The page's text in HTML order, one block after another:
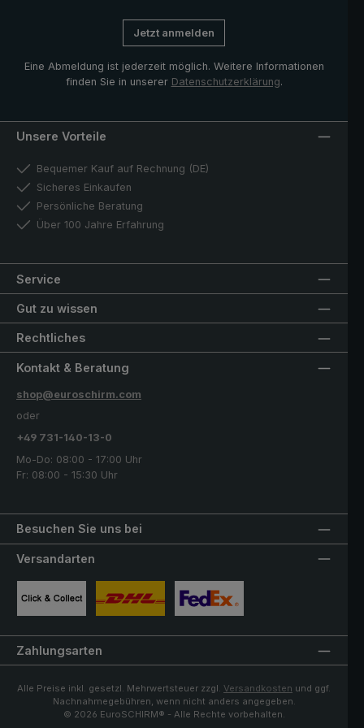
Jetzt anmelden
Eine Abmeldung ist jederzeit möglich. Weitere Informationen
finden Sie in unserer Datenschutzerklärung.
Unsere Vorteile
Bequemer Kauf auf Rechnung (DE)
Sicheres Einkaufen
Persönliche Beratung
Über 100 Jahre Erfahrung
Service
Gut zu wissen
Rechtliches
Besuchen Sie uns bei
Kontakt & Beratung
shop@euroschirm.com
oder
+49 731-140-13-0
Mo-Do: 08:00 - 17:00 Uhr
Fr: 08:00 - 15:30 Uhr
Versandarten
Zahlungsarten
Alle Preise inkl. gesetzl. Mehrwertsteuer zzgl. Versandkosten und ggf.
Nachnahmegebühren, wenn nicht anders angegeben.
© 2026 EuroSCHIRM® - Alle Rechte vorbehalten.